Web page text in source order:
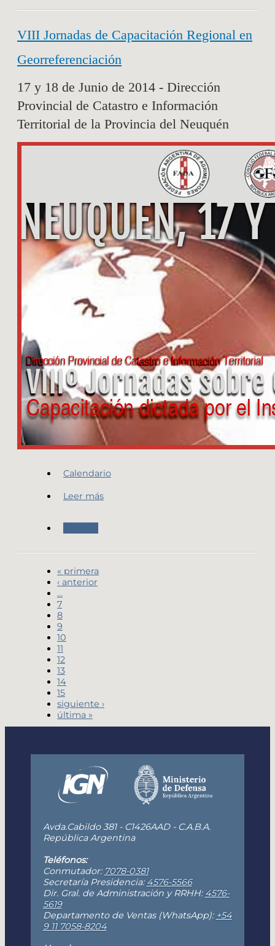
VIII Jornadas de Capacitación Regional en
Georreferenciación
17 y 18 de Junio de 2014 - Dirección
Provincial de Catastro e Información
Territorial de la Provincia del Neuquén
Calendario
Leer más
« primera
‹ anterior
…
7
8
9
10
11
12
13
14
15
siguiente ›
última »
Avda.Cabildo 381 - C1426AAD - C.A.B.A.
República Argentina
Teléfonos:
Conmutador: 7078-0381
Secretaría Presidencia: 4576-5566
Dir. Gral. de Administración y RRHH: 4576-
5619
Departamento de Ventas (WhatsApp): +54
9 11 7058-8204